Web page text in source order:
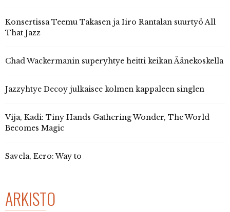
Konsertissa Teemu Takasen ja Iiro Rantalan suurtyö All
That Jazz
Chad Wackermanin superyhtye heitti keikan Äänekoskella
Jazzyhtye Decoy julkaisee kolmen kappaleen singlen
Vija, Kadi: Tiny Hands Gathering Wonder, The World
Becomes Magic
Savela, Eero: Way to
ARKISTO